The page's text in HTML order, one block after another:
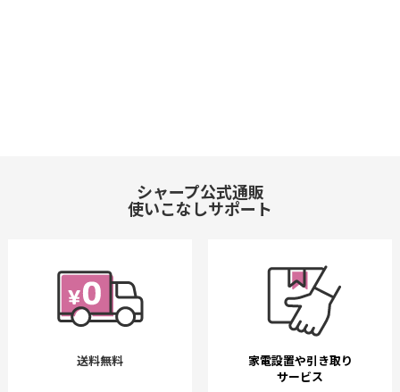
シャープ公式通販
使いこなしサポート
送料無料
家電設置や引き取り
サービス